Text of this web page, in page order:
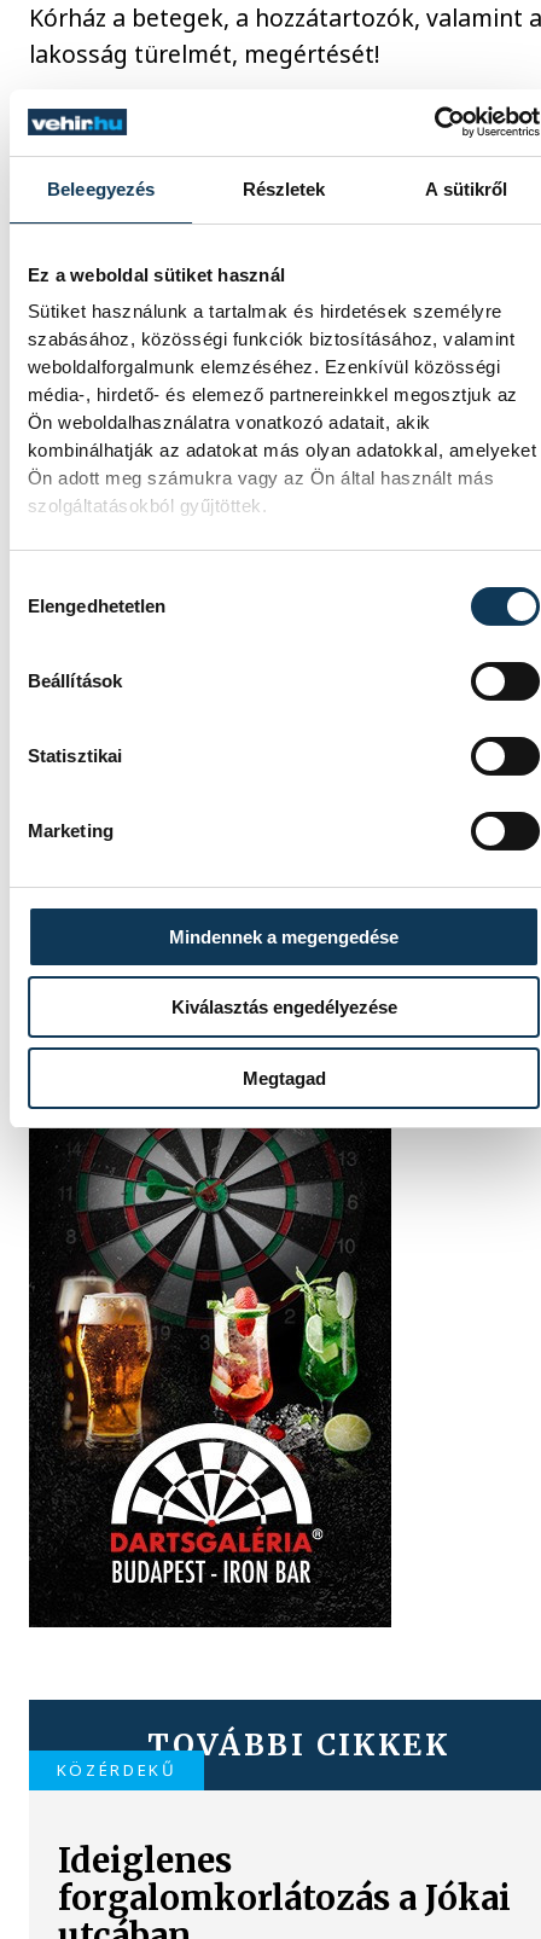
Beleegyezés Részletek A sütikről
Ez a weboldal sütiket használ
Sütiket használunk a tartalmak és hirdetések személyre
szabásához, közösségi funkciók biztosításához, valamint
weboldalforgalmunk elemzéséhez. Ezenkívül közösségi
média-, hirdető- és elemező partnereinkkel megosztjuk az
Ön weboldalhasználatra vonatkozó adatait, akik
kombinálhatják az adatokat más olyan adatokkal, amelyeket
Ön adott meg számukra vagy az Ön által használt más
szolgáltatásokból gyűjtöttek.
Elengedhetetlen
Beállítások
Statisztikai
Marketing
Mindennek a megengedése
Kiválasztás engedélyezése
Megtagad
Kórház a betegek, a hozzátartozók, valamint
lakosság türelmét, megértését!
Köszönjük
Tisztelettel:
Dr. Töreki-Vörös Ibolya
megyei irányító intézményvezető főigazgató
közérdekű
Csolnoky Ferenc Kórház
TOVÁBBI CIKKEK
KÖZÉRDEKŰ
Ideiglenes
forgalomkorlátozás a Jókai